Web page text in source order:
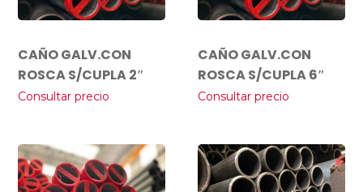
CAÑO GALV.CON
ROSCA S/CUPLA 2″
Consultar precio
CAÑO GALV.CON
ROSCA S/CUPLA 6″
Consultar precio